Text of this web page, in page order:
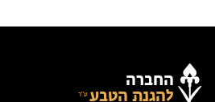
החברה
להגנת הטבע